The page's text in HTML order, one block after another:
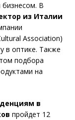
бизнесом. В
из Италии
Association)
в оптике. Также
подбора
на
в
пройдет 12